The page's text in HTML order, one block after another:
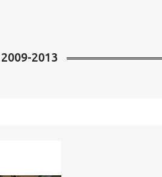
2013